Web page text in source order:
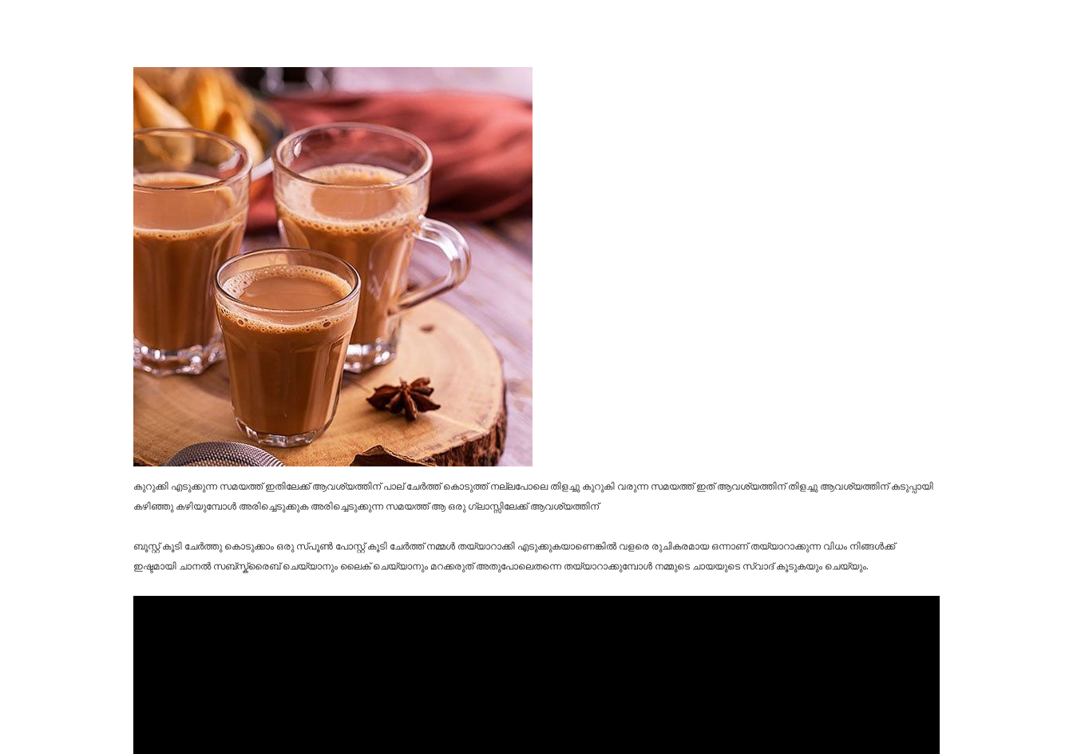
കുറുക്കി എടുക്കുന്ന സമയത്ത് ഇതിലേക്ക് ആവശ്യത്തിന് പാല് ചേർത്ത് കൊടുത്ത് നല്ലപോലെ തിളച്ചു കുറുകി വരുന്ന സമയത്ത് ഇത് ആവശ്യത്തിന് തിളച്ചു ആവശ്യത്തിന് കടുപ്പായി
കഴിഞ്ഞു കഴിയുമ്പോൾ അരിച്ചെടുക്കുക അരിച്ചെടുക്കുന്ന സമയത്ത് ആ ഒരു ഗ്ലാസ്സിലേക്ക് ആവശ്യത്തിന്
ബൂസ്റ്റ് കൂടി ചേർത്തു കൊടുക്കാം ഒരു സ്പൂൺ പോസ്റ്റ് കൂടി ചേർത്ത് നമ്മൾ തയ്യാറാക്കി എടുക്കുകയാണെങ്കിൽ വളരെ രുചികരമായ ഒന്നാണ് തയ്യാറാക്കുന്ന വിധം നിങ്ങൾക്ക്
ഇഷ്ടമായി ചാനൽ സബ്സ്ക്രൈബ് ചെയ്യാനും ലൈക് ചെയ്യാനും മറക്കരുത് അതുപോലെതന്നെ തയ്യാറാക്കുമ്പോൾ നമ്മുടെ ചായയുടെ സ്വാദ് കൂടുകയും ചെയ്യും.